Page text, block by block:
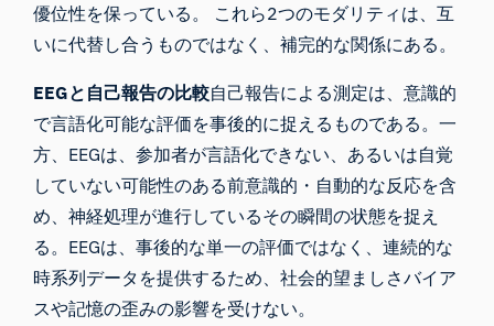
優位性を保っている。 これら2つのモダリティは、互
いに代替し合うものではなく、補完的な関係にある。
EEGと自己報告の比較自己報告による測定は、意識的
で言語化可能な評価を事後的に捉えるものである。一
方、EEGは、参加者が言語化できない、あるいは自覚
していない可能性のある前意識的・自動的な反応を含
め、神経処理が進行しているその瞬間の状態を捉え
る。EEGは、事後的な単一の評価ではなく、連続的な
時系列データを提供するため、社会的望ましさバイア
スや記憶の歪みの影響を受けない。